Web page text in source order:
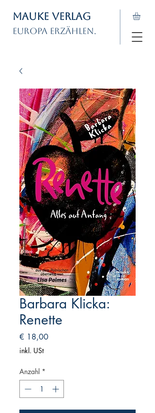
Mauke Verlag
Europa erzählen.
Barbara Klicka:
Renette
€ 18,00Preis
inkl. USt
Anzahl *